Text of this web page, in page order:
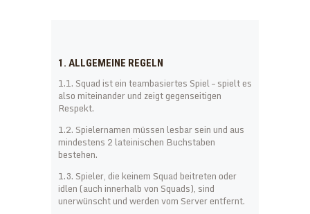
1. ALLGEMEINE REGELN
1.1. Squad ist ein teambasiertes Spiel – spielt es
also miteinander und zeigt gegenseitigen
Respekt.
1.2. Spielernamen müssen lesbar sein und aus
mindestens 2 lateinischen Buchstaben
bestehen.
1.3. Spieler, die keinem Squad beitreten oder
idlen (auch innerhalb von Squads), sind
unerwünscht und werden vom Server entfernt.